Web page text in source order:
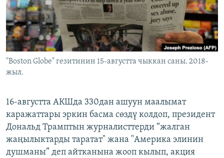
ЫҢГАЙСЫЗ СУРООЛОР
ЭЕ/АРнун бардык сайттары
"Boston Globe" гезитинин 15-августта чыккан саны. 2018-
жыл.
16-августта АКШда 330дан ашуун маалымат
каражаттары эркин басма сөздү колдоп, президент
Дональд Трамптын журналисттерди “жалган
жаңылыктарды таратат" жана "Америка элинин
душманы” деп айтканына жооп кылып, акция